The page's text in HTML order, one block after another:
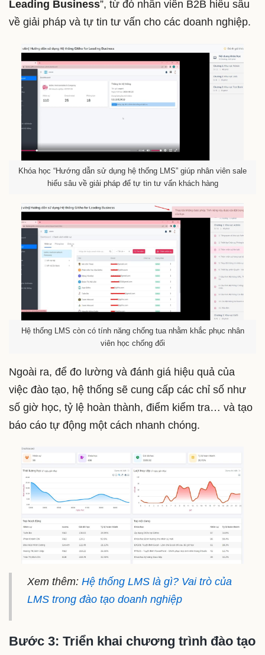
Leading Business”, từ đó nhân viên B2B hiểu sâu
về giải pháp và tự tin tư vấn cho các doanh nghiệp.
Khóa học “Hướng dẫn sử dụng hệ thống LMS” giúp nhân viên sale
hiểu sâu về giải pháp để tự tin tư vấn khách hàng
Hệ thống LMS còn có tính năng chống tua nhằm khắc phục nhân
viên học chống đối
Ngoài ra, để đo lường và đánh giá hiệu quả của
việc đào tạo, hệ thống sẽ cung cấp các chỉ số như
số giờ học, tỷ lệ hoàn thành, điểm kiểm tra… và tạo
báo cáo tự động một cách nhanh chóng.
Xem thêm: Hệ thống LMS là gì? Vai trò của
LMS trong đào tạo doanh nghiệp
Bước 3: Triển khai chương trình đào tạo